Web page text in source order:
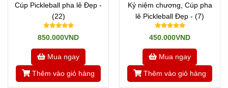
Cúp Pickleball pha lê Đẹp -
(22)
850.000VND
Mua ngay
Thêm vào giỏ hàng
Kỷ niệm chương, Cúp pha
lê Pickleball Đẹp - (7)
450.000VND
Mua ngay
Thêm vào giỏ hàng